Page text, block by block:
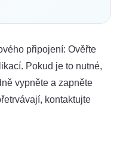
připojení: Ověřte
Pokud je to nutné,
vypněte a zapněte
kontaktujte